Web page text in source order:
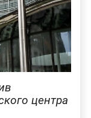
центра